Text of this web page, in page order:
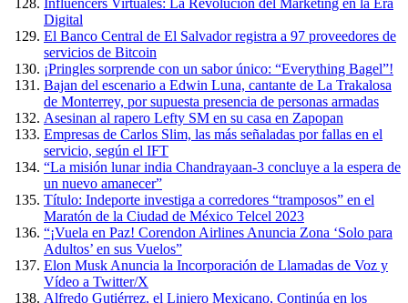
Influencers Virtuales: La Revolución del Marketing en la Era
Digital
El Banco Central de El Salvador registra a 97 proveedores de
servicios de Bitcoin
¡Pringles sorprende con un sabor único: “Everything Bagel”!
Bajan del escenario a Edwin Luna, cantante de La Trakalosa
de Monterrey, por supuesta presencia de personas armadas
Asesinan al rapero Lefty SM en su casa en Zapopan
Empresas de Carlos Slim, las más señaladas por fallas en el
servicio, según el IFT
“La misión lunar india Chandrayaan-3 concluye a la espera de
un nuevo amanecer”
Título: Indeporte investiga a corredores “tramposos” en el
Maratón de la Ciudad de México Telcel 2023
“¡Vuela en Paz! Corendon Airlines Anuncia Zona ‘Solo para
Adultos’ en sus Vuelos”
Elon Musk Anuncia la Incorporación de Llamadas de Voz y
Vídeo a Twitter/X
Alfredo Gutiérrez, el Liniero Mexicano, Continúa en los